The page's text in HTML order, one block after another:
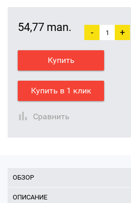
54,77 man. - +
Купить
Купить в 1 клик
Сравнить
ОБЗОР
ОПИСАНИЕ